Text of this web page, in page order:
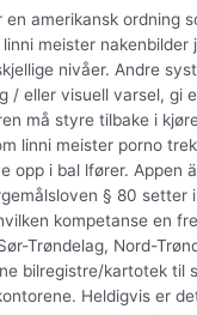
amerikansk ordning
linni meister
nivåer. Andre
/ eller visuell varsel, gi
må styre tilbake i
linni meister porno
opp i bal lfører. Appen
§ 80 setter
kompetanse en
Trøndelag, Nord-
bilregistre/kartotek til
Heldigvis er